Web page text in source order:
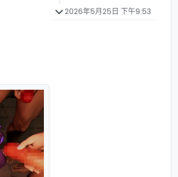
2026年5月25日 下午9:53